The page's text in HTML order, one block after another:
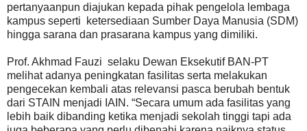
pertanyaanpun diajukan kepada pihak pengelola lembaga
kampus seperti ketersediaan Sumber Daya Manusia (SDM)
hingga sarana dan prasarana kampus yang dimiliki.
Prof. Akhmad Fauzi selaku Dewan Eksekutif BAN-PT
melihat adanya peningkatan fasilitas serta melakukan
pengecekan kembali atas relevansi pasca berubah bentuk
dari STAIN menjadi IAIN. “Secara umum ada fasilitas yang
lebih baik dibanding ketika menjadi sekolah tinggi tapi ada